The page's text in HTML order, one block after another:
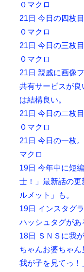
０マクロ
21日 今日の四枚
０マクロ
21日 今日の三枚
０マクロ
21日 親戚に画像
共有サービスが
は結構良い。
21日 今日の二枚
０マクロ
21日 今日の一枚
マクロ
19日 今年中に短
士！」最新話の
ルメット」も。
19日 インスタグ
ハッシュタグがあ
18日 ＳＮＳに我
ちゃんお婆ちゃ
我が子を見てっ！